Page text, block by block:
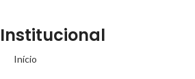
Institucional
Início